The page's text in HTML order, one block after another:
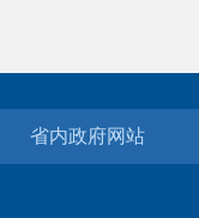
省内政府网站